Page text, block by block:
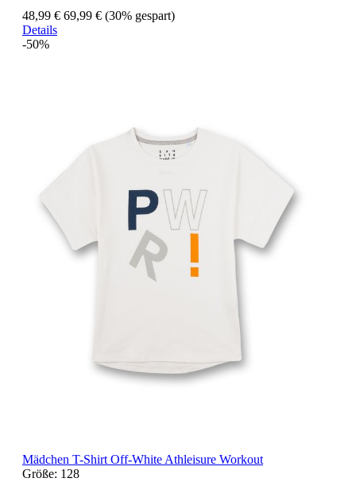
48,99 € 69,99 € (30% gespart)
Details
-50%
Mädchen T-Shirt Off-White Athleisure Workout
Größe: 128